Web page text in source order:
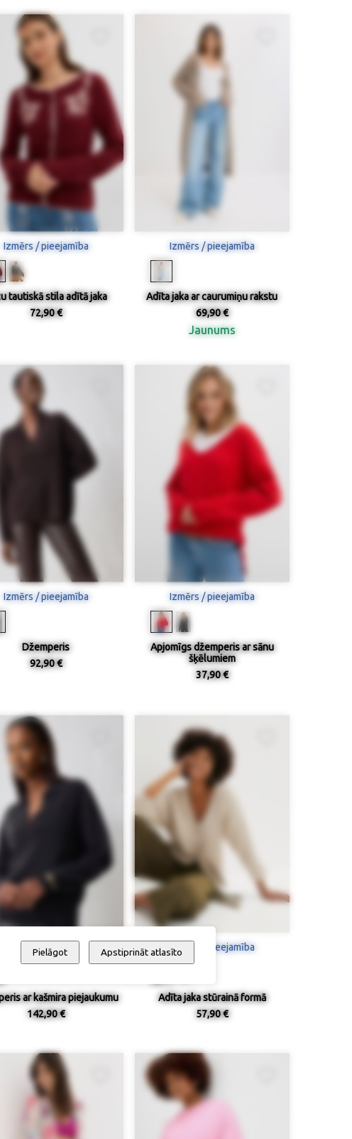
Izmērs / pieejamība
tautiskā stila adītā jaka
72,90 €
Izmērs / pieejamība
Adīta jaka ar caurumiņu rakstu
69,90 €
Jaunums
Izmērs / pieejamība
Džemperis
92,90 €
Izmērs / pieejamība
Apjomīgs džemperis ar sānu
šķēlumiem
37,90 €
Izmērs / pieejamība
ar kašmira piejaukumu
142,90 €
Izmērs / pieejamība
Adīta jaka stūrainā formā
57,90 €
Pielāgot Apstiprināt atlasīto